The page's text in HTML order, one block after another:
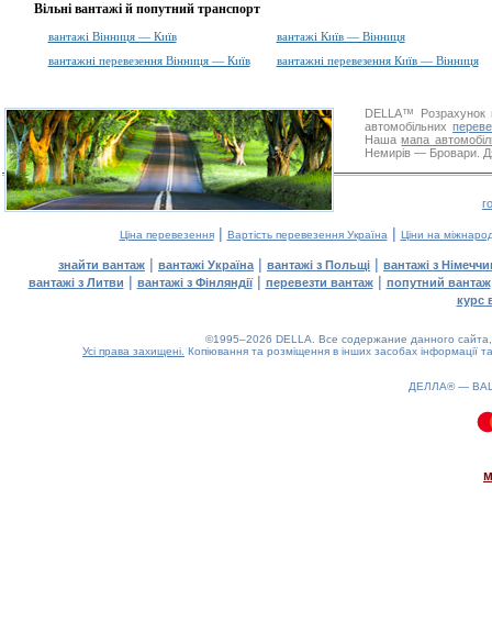
Вільні вантажі й попутний транспорт
вантажі Вінниця — Київ
вантажі Київ — Вінниця
вантажні перевезення Вінниця — Київ
вантажні перевезення Київ — Вінниця
DELLA™
Розрахунок
автомобільних
Нашамапа
Немирів — Бровари.
Ціна перевезення| Вартість перевезення Україна | Ціни на
знайти вантаж | вантажі Україна | вантажі з Польщі | вантажі з
вантажі з Литви | вантажі з Фінляндії| перевезти вантаж| попутний вантаж
курс
©1995–2026 DELLA. Все содержание данного
Усі права захищені. Копіювання та розміщення в інших засобах інформації
ДЕЛЛА® —